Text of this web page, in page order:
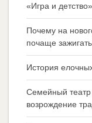
«Игра и детство»
Почему на
почаще
История
Семейный театр
возрождение